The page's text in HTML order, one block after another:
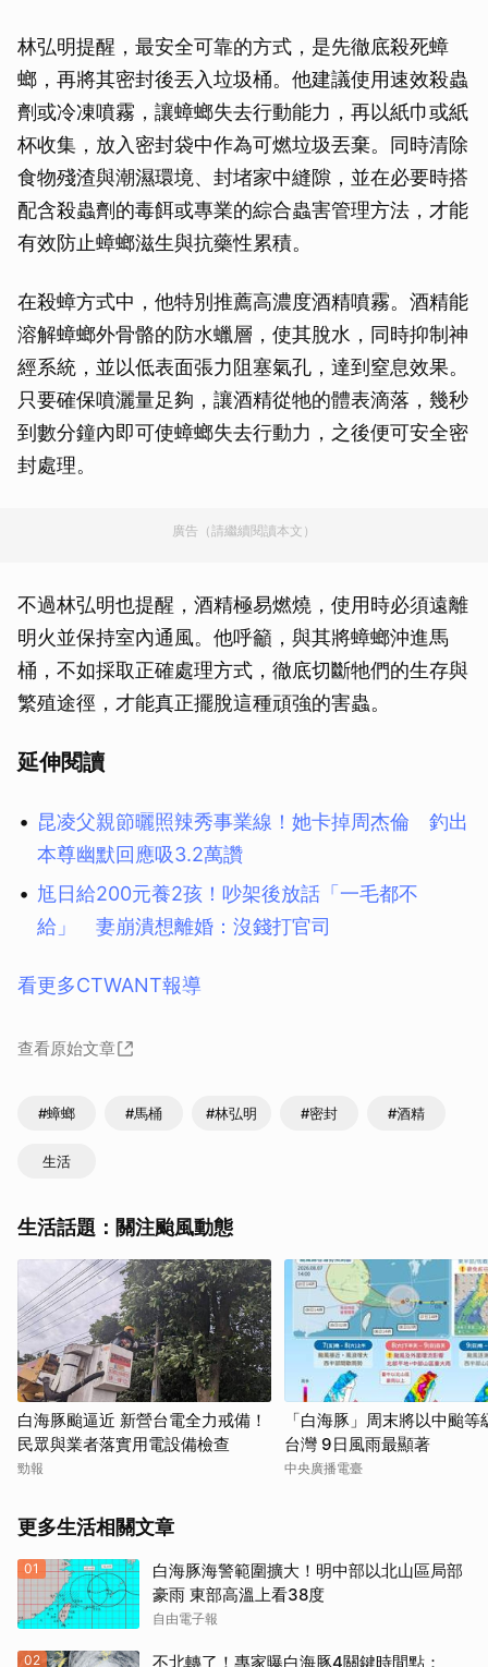
林弘明提醒，最安全可靠的方式，是先徹底殺死蟑
螂，再將其密封後丟入垃圾桶。他建議使用速效殺蟲
劑或冷凍噴霧，讓蟑螂失去行動能力，再以紙巾或紙
杯收集，放入密封袋中作為可燃垃圾丟棄。同時清除
食物殘渣與潮濕環境、封堵家中縫隙，並在必要時搭
配含殺蟲劑的毒餌或專業的綜合蟲害管理方法，才能
有效防止蟑螂滋生與抗藥性累積。
在殺蟑方式中，他特別推薦高濃度酒精噴霧。酒精能
溶解蟑螂外骨骼的防水蠟層，使其脫水，同時抑制神
經系統，並以低表面張力阻塞氣孔，達到窒息效果。
只要確保噴灑量足夠，讓酒精從牠的體表滴落，幾秒
到數分鐘內即可使蟑螂失去行動力，之後便可安全密
封處理。
廣告（請繼續閱讀本文）
不過林弘明也提醒，酒精極易燃燒，使用時必須遠離
明火並保持室內通風。他呼籲，與其將蟑螂沖進馬
桶，不如採取正確處理方式，徹底切斷牠們的生存與
繁殖途徑，才能真正擺脫這種頑強的害蟲。
延伸閱讀
昆凌父親節曬照辣秀事業線！她卡掉周杰倫 釣出
本尊幽默回應吸3.2萬讚
尪日給200元養2孩！吵架後放話「一毛都不
給」 妻崩潰想離婚：沒錢打官司
看更多CTWANT報導
查看原始文章
#蟑螂 #馬桶 #林弘明 #密封 #酒精
生活
生活話題：關注颱風動態
白海豚颱逼近 新營台電全力戒備！
民眾與業者落實用電設備檢查
勁報
「白海豚」周末將以中颱等
台灣 9日風雨最顯著
中央廣播電臺
更多生活相關文章
01
白海豚海警範圍擴大！明中部以北山區局部
豪雨 東部高溫上看38度
自由電子報
02 不北轉了！專家曝白海豚4關鍵時間點：